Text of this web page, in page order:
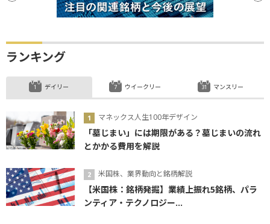
ランキング
デイリー
マネックス人生100年デザイン
「墓じまい」には期限がある？墓じまいの流れ
とかかる費用を解説
米国株、業界動向と銘柄解説
【米国株：銘柄発掘】業績上振れ5銘柄、パラ
ンティア・テクノロジー...
ウイークリー マンスリー